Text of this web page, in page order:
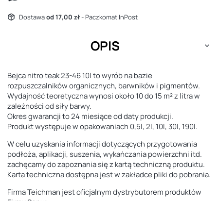
Dostawaod 17,00 zł- Paczkomat InPost
OPIS
Bejca nitro teak 23-46 10l to wyrób na bazie
rozpuszczalników organicznych, barwników i pigmentów.
Wydajność teoretyczna wynosi około 10 do 15 m² z litra w
zależności od siły barwy.
Okres gwarancji to 24 miesiące od daty produkcji.
Produkt występuje w opakowaniach 0,5l, 2l, 10l, 30l, 190l.
W celu uzyskania informacji dotyczących przygotowania
podłoża, aplikacji, suszenia, wykańczania powierzchni itd.
zachęcamy do zapoznania się z kartą techniczną produktu.
Karta techniczna dostępna jest w zakładce pliki do pobrania.
Firma Teichman jest oficjalnym dystrybutorem produktów